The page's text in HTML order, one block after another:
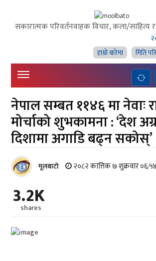
सकारात्मक परिवर्तनवाहक विचार, कला/साहित्य
हाम्राे बारेमा
मिति
नेपाल सम्बत ११४६ मा नेवाः
मोर्चाको शुभकामना : ‘देश
दिशामा अगाडि बढ्न सकोस्’
मूलबाटाे २०८२ कात्तिक ७ शुक्रवार ०६:५४
3.2K
shares